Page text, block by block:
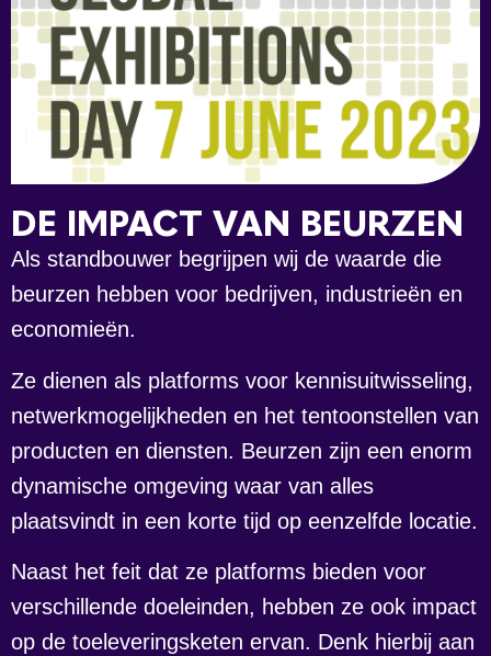
DE IMPACT VAN BEURZEN
Als standbouwer begrijpen wij de waarde die
beurzen hebben voor bedrijven, industrieën en
economieën.
Ze dienen als platforms voor kennisuitwisseling,
netwerkmogelijkheden en het tentoonstellen van
producten en diensten. Beurzen zijn een enorm
dynamische omgeving waar van alles
plaatsvindt in een korte tijd op eenzelfde locatie.
Naast het feit dat ze platforms bieden voor
verschillende doeleinden, hebben ze ook impact
op de toeleveringsketen ervan. Denk hierbij aan